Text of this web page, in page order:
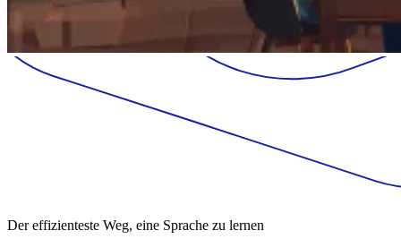
Der effizienteste Weg, eine Sprache zu lernen